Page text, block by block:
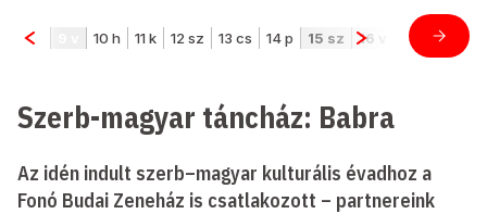
Szerb-magyar táncház: Babra
Az idén indult szerb–magyar kulturális évadhoz a
Fonó Budai Zeneház is csatlakozott – partnereink